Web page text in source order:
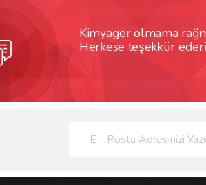
Kimyager olmama
Herkese teşekkür